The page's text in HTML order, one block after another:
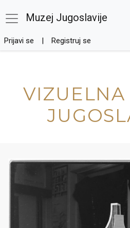
Muzej Jugoslavije
Prijavi se Registruj se
VIZUELNA